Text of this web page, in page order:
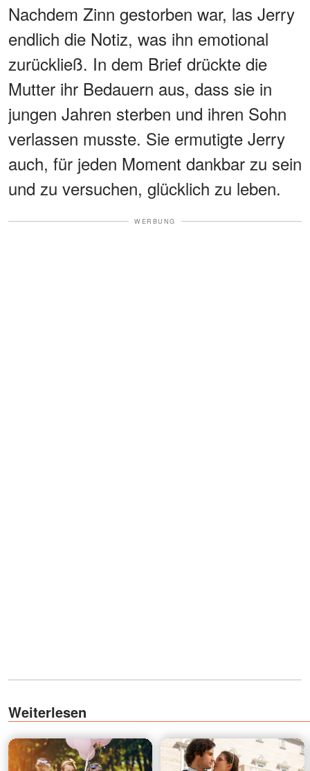
Nachdem Zinn gestorben war, las Jerry
endlich die Notiz, was ihn emotional
zurückließ. In dem Brief drückte die
Mutter ihr Bedauern aus, dass sie in
jungen Jahren sterben und ihren Sohn
verlassen musste. Sie ermutigte Jerry
auch, für jeden Moment dankbar zu sein
und zu versuchen, glücklich zu leben.
WERBUNG
Weiterlesen